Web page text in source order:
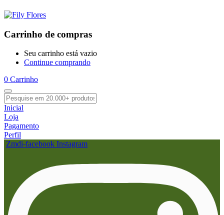
Carrinho de compras
Seu carrinho está vazio
Continue comprando
0 Carrinho
Inicial
Loja
Pagamento
Perfil
Zmdi-facebook Instagram